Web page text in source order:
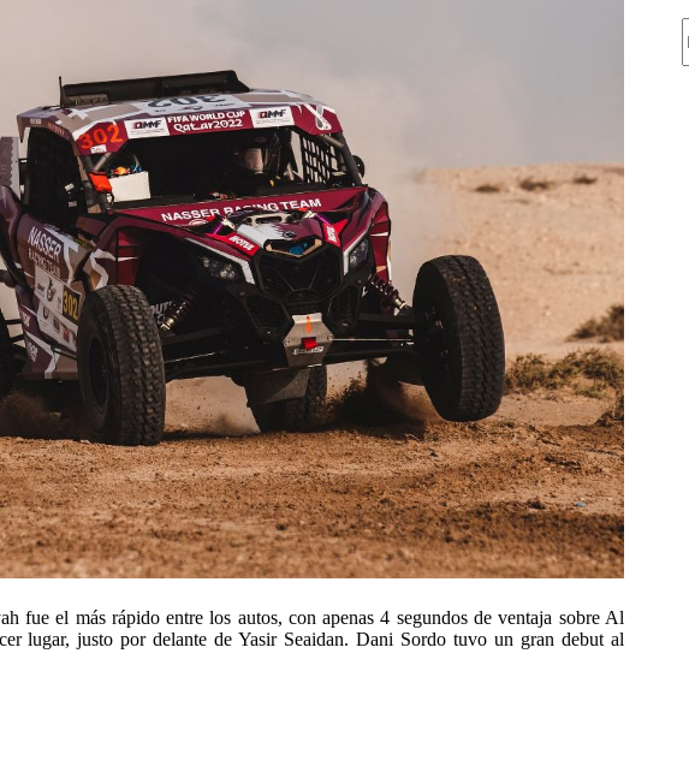
fue el más rápido entre los autos, con apenas 4 segundos de ventaja sobre Al
lugar, justo por delante de Yasir Seaidan. Dani Sordo tuvo un gran debut al